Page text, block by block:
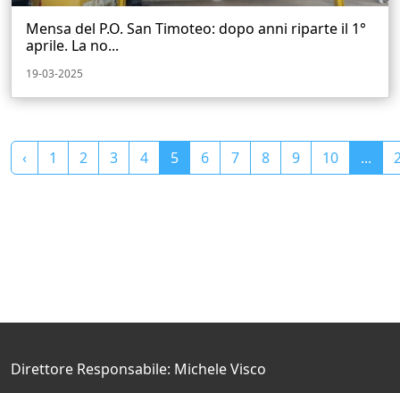
Mensa del P.O. San Timoteo: dopo anni riparte il 1°
aprile. La no...
19-03-2025
‹ 1 2 3 4 5 6 7 8 9 10 ...
Direttore Responsabile: Michele Visco